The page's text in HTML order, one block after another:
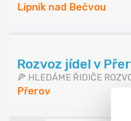
Lipník nad Bečvou
Rozvoz jídel v
🍕 HLEDÁME ŘIDIČE
Přerov